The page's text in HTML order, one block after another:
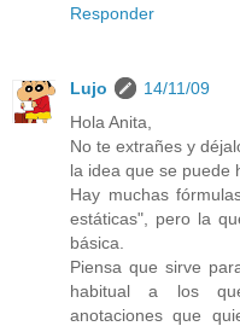
Responder
Lujo
14/11/09
Hola Anita,
No te extrañes y
la idea que se puede
Hay muchas
estáticas", pero la
básica.
Piensa que sirve
habitual a los
anotaciones que